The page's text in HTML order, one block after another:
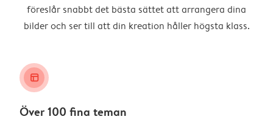
föreslår snabbt det bästa sättet att arrangera dina
bilder och ser till att din kreation håller högsta klass.
layout_alt
Över 100 fina teman